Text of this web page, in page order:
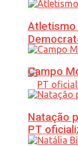
PT
Atletismo
Campo
Natação